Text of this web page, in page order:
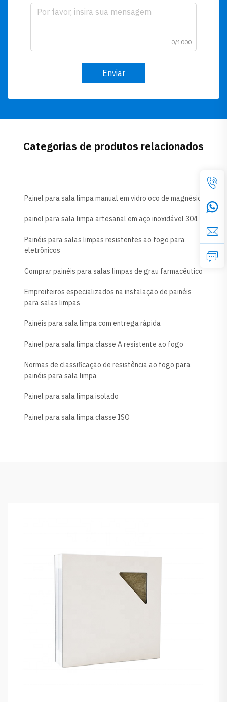
0/1000
Enviar
Categorias de produtos relacionados
Painel para sala limpa manual em vidro oco de magnésio
painel para sala limpa artesanal em aço inoxidável 304
Painéis para salas limpas resistentes ao fogo para
eletrônicos
Comprar painéis para salas limpas de grau farmacêutico
Empreiteiros especializados na instalação de painéis
para salas limpas
Painéis para sala limpa com entrega rápida
Painel para sala limpa classe A resistente ao fogo
Normas de classificação de resistência ao fogo para
painéis para sala limpa
Painel para sala limpa isolado
Painel para sala limpa classe ISO